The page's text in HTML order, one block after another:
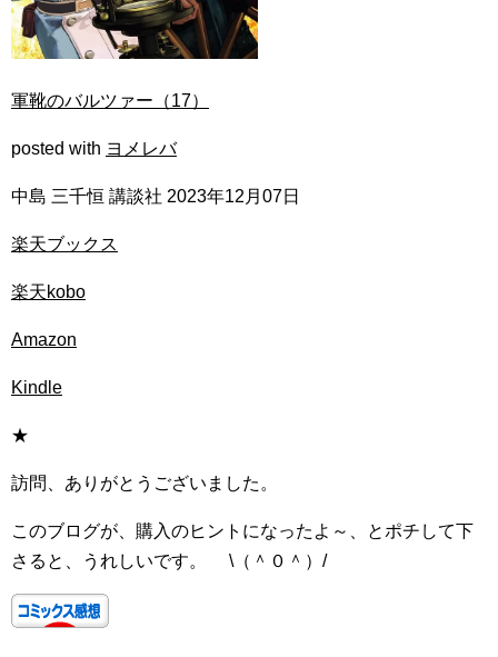
軍靴のバルツァー（17）
posted with ヨメレバ
中島 三千恒 講談社 2023年12月07日
楽天ブックス
楽天kobo
Amazon
Kindle
★
訪問、ありがとうございました。
このブログが、購入のヒントになったよ～、とポチして下
さると、うれしいです。 \（＾０＾）/